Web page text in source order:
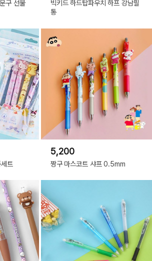
구 선물
빅키드 하드탑파우치 하프 강남필
통
트
5,200
짱구 마스코트 샤프 0.5mm